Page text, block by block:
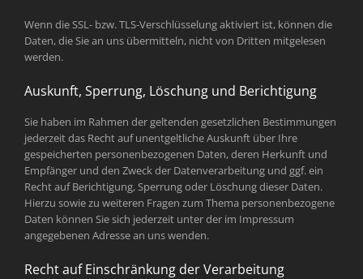
Wenn die SSL- bzw. TLS-Verschlüsselung aktiviert ist, können die
Daten, die Sie an uns übermitteln, nicht von Dritten mitgelesen
werden.
Auskunft, Sperrung, Löschung und Berichtigung
Sie haben im Rahmen der geltenden gesetzlichen Bestimmungen
jederzeit das Recht auf unentgeltliche Auskunft über Ihre
gespeicherten personenbezogenen Daten, deren Herkunft und
Empfänger und den Zweck der Datenverarbeitung und ggf. ein
Recht auf Berichtigung, Sperrung oder Löschung dieser Daten.
Hierzu sowie zu weiteren Fragen zum Thema personenbezogene
Daten können Sie sich jederzeit unter der im Impressum
angegebenen Adresse an uns wenden.
Recht auf Einschränkung der Verarbeitung